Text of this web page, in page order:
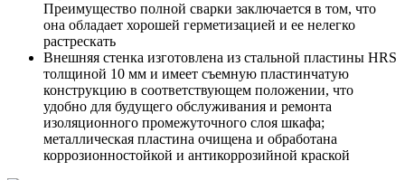
Преимущество полной сварки заключается в том, что
она обладает хорошей герметизацией и ее нелегко
растрескать
Внешняя стенка изготовлена из стальной пластины HRS
толщиной 10 мм и имеет съемную пластинчатую
конструкцию в соответствующем положении, что
удобно для будущего обслуживания и ремонта
изоляционного промежуточного слоя шкафа;
металлическая пластина очищена и обработана
коррозионностойкой и антикоррозийной краской